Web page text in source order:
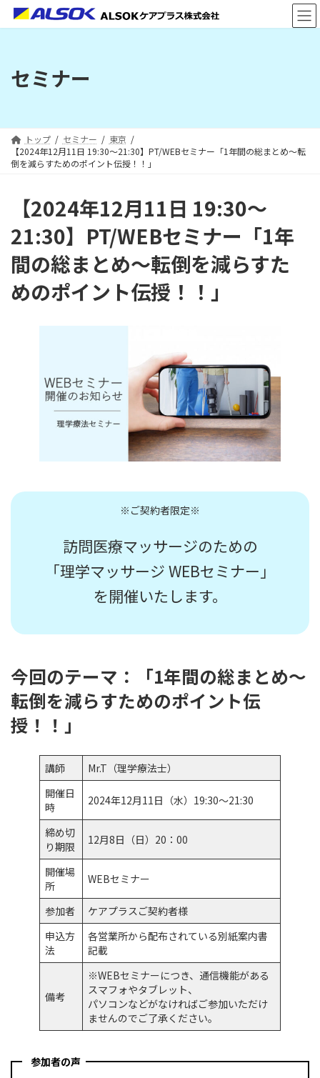
セミナー
トップ セミナー
東京
【2024年12月11日 19:30～21:30】PT/WEBセミナー「1年間の総まとめ～転
倒を減らすためのポイント伝授！！」
【2024年12月11日 19:30～
21:30】PT/WEBセミナー「1年
間の総まとめ～転倒を減らすた
めのポイント伝授！！」
※ご契約者限定※
訪問医療マッサージのための
「理学マッサージ WEBセミナー」
を開催いたします。
今回のテーマ：「1年間の総まとめ～
転倒を減らすためのポイント伝
授！！」
講師
Mr.T（理学療法士）
開催日
時
2024年12月11日（水）19:30～21:30
締め切
り期限
12月8日（日）20：00
開催場
所
WEBセミナー
参加者
ケアプラスご契約者様
申込方
法
各営業所から配布されている別紙案内書
記載
備考
※WEBセミナーにつき、通信機能がある
スマフォやタブレット、
パソコンなどがなければご参加いただけ
ませんのでご了承ください。
参加者の声